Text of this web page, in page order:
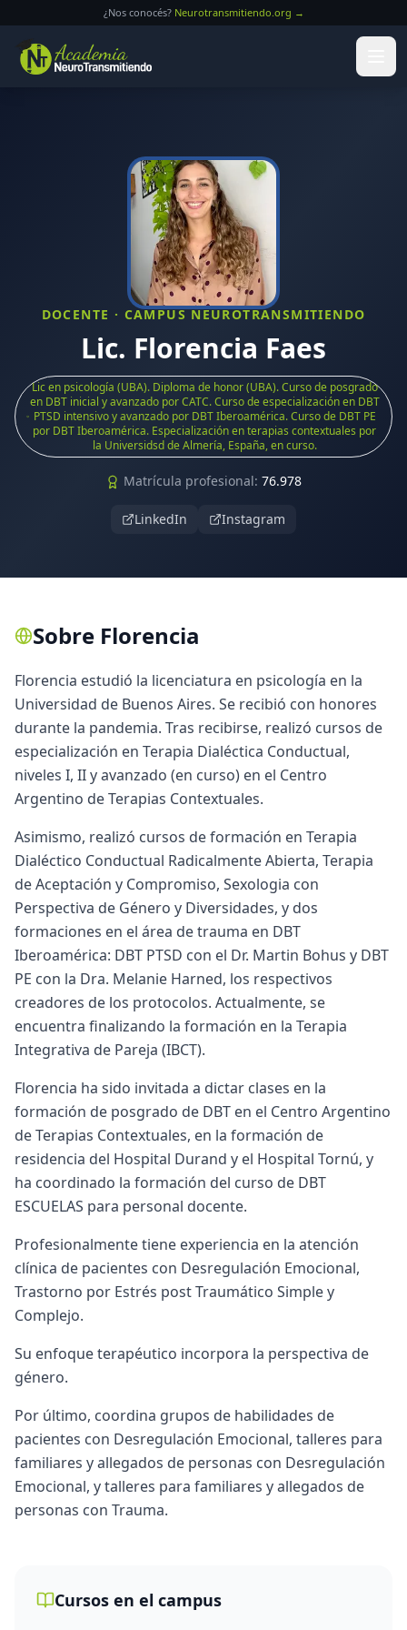
Saltar al contenido principal
¿Nos conocés? Neurotransmitiendo.org →
DOCENTE · CAMPUS NEUROTRANSMITIENDO
Lic. Florencia Faes
Lic en psicología (UBA). Diploma de honor (UBA). Curso de posgrado
en DBT inicial y avanzado por CATC. Curso de especialización en DBT
PTSD intensivo y avanzado por DBT Iberoamérica. Curso de DBT PE
por DBT Iberoamérica. Especialización en terapias contextuales por
la Universidsd de Almería, España, en curso.
Matrícula profesional: 76.978
LinkedIn Instagram
Sobre Florencia
Florencia estudió la licenciatura en psicología en la
Universidad de Buenos Aires. Se recibió con honores
durante la pandemia. Tras recibirse, realizó cursos de
especialización en Terapia Dialéctica Conductual,
niveles I, II y avanzado (en curso) en el Centro
Argentino de Terapias Contextuales.
Asimismo, realizó cursos de formación en Terapia
Dialéctico Conductual Radicalmente Abierta, Terapia
de Aceptación y Compromiso, Sexologia con
Perspectiva de Género y Diversidades, y dos
formaciones en el área de trauma en DBT
Iberoamérica: DBT PTSD con el Dr. Martin Bohus y DBT
PE con la Dra. Melanie Harned, los respectivos
creadores de los protocolos. Actualmente, se
encuentra finalizando la formación en la Terapia
Integrativa de Pareja (IBCT).
Florencia ha sido invitada a dictar clases en la
formación de posgrado de DBT en el Centro Argentino
de Terapias Contextuales, en la formación de
residencia del Hospital Durand y el Hospital Tornú, y
ha coordinado la formación del curso de DBT
ESCUELAS para personal docente.
Profesionalmente tiene experiencia en la atención
clínica de pacientes con Desregulación Emocional,
Trastorno por Estrés post Traumático Simple y
Complejo.
Su enfoque terapéutico incorpora la perspectiva de
género.
Por último, coordina grupos de habilidades de
pacientes con Desregulación Emocional, talleres para
familiares y allegados de personas con Desregulación
Emocional, y talleres para familiares y allegados de
personas con Trauma.
Cursos en el campus